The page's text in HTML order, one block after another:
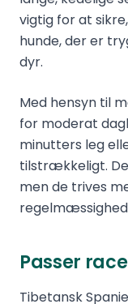
vigtig for at
hunde, der er
dyr.
Med hensyn til
for moderat
minutters leg
tilstrækkeligt.
men de trives
Passer
Tibetansk